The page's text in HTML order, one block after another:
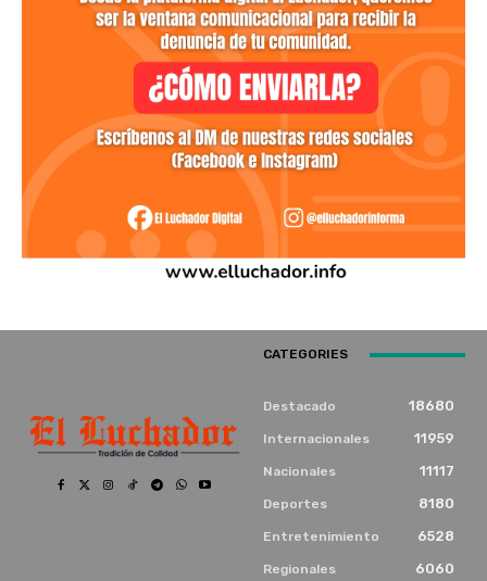
CATEGORIES
Destacado 18680
Internacionales 11959
Nacionales 11117
Deportes 8180
Entretenimiento 6528
Regionales 6060